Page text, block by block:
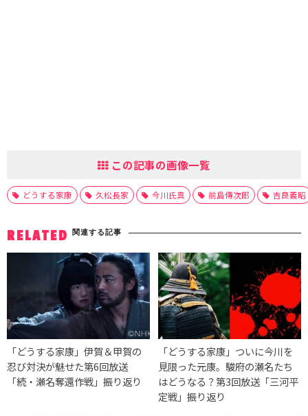
この記事の画像一覧
どうする家康 久松長家 今川氏真 前島傳次郎 吉良義昭
RELATED 関連する記事
「どうする家康」伊賀＆甲賀の
忍び対決が魅せた第6回放送
「続・瀬名奪還作戦」振り返り
「どうする家康」ついに今川を
見限った元康。駿府の瀬名たち
はどうなる？第3回放送「三河平
定戦」振り返り